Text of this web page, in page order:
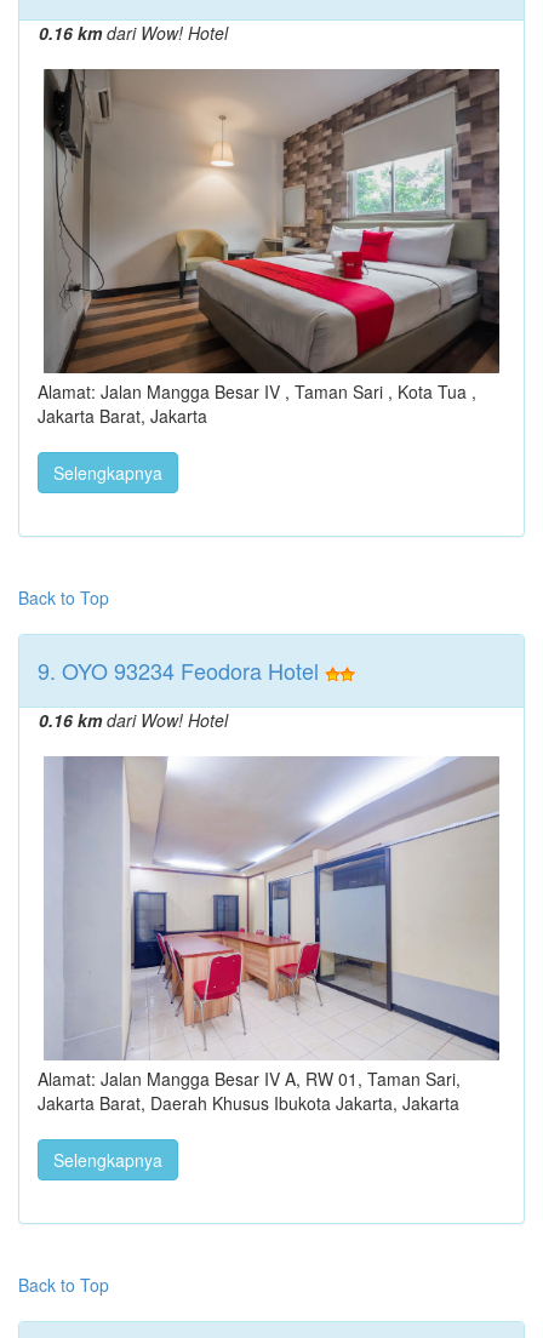
0.16 kmdari Wow! Hotel
Alamat: Jalan Mangga Besar IV , Taman Sari , Kota Tua ,
Jakarta Barat, Jakarta
Selengkapnya
Back to Top
9. OYO 93234 Feodora Hotel
0.16 kmdari Wow! Hotel
Alamat: Jalan Mangga Besar IV A, RW 01, Taman Sari,
Jakarta Barat, Daerah Khusus Ibukota Jakarta, Jakarta
Selengkapnya
Back to Top